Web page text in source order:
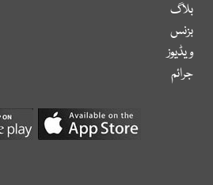
بلاگ
بزنس
ویڈیوز
جرائم